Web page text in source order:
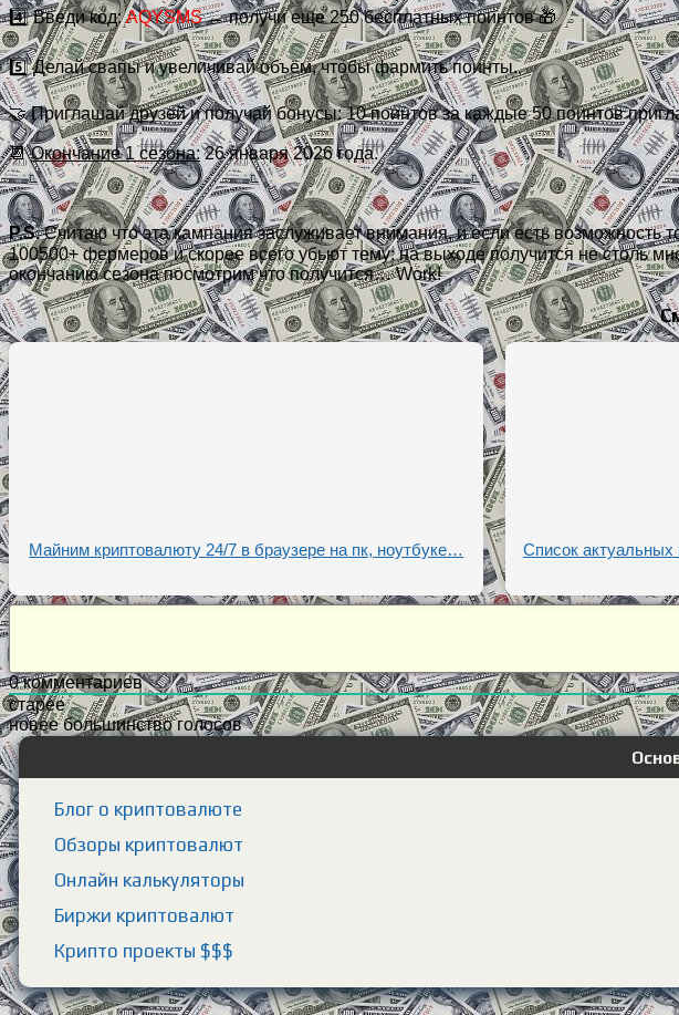
4️⃣ Введи код:AQYSMS← получи еще 250 бесплатных поинтов 🎁
5️⃣ Делай свапы и увеличивай объём, чтобы фармить поинты.
🤝 Приглашай друзей и получай бонусы: 10 поинтов за каждые 50 поинтов
📆Окончание 1 сезона:26 января 2026 года.
P.S.Считаю что эта кампания заслуживает внимания, и если есть возможность
100500+ фермеров и скорее всего убьют тему: на выходе получится не столь
окончанию сезона посмотрим что получится… Work!
Майним криптовалюту 24/7 в браузере на пк, ноутбуке… Список
0комментариев
старее
новее большинство голосов
Блог о криптовалюте
Обзоры криптовалют
Онлайн калькуляторы
Биржи криптовалют
Крипто проекты $$$